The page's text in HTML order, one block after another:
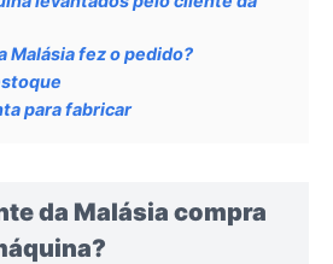
Malásia fez o pedido?
para fabricar
da Malásia compra